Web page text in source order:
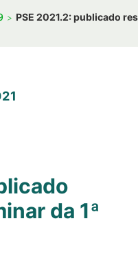
PSE 2021.2: publicado
da 1ª